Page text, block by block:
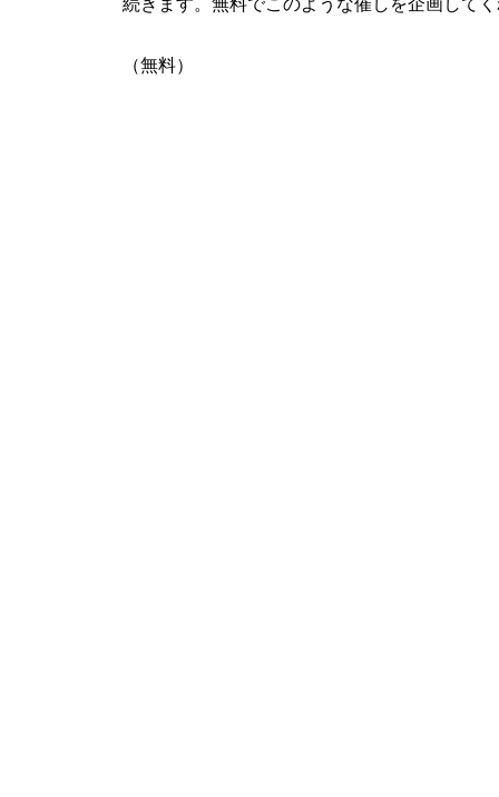
続きます。無料でこのような催しを企画して
（無料）